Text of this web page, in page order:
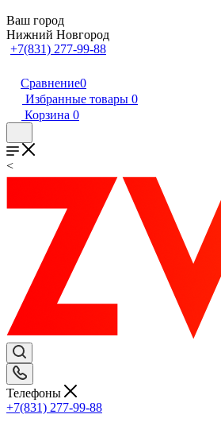
Ваш город
Нижний Новгород
+7(831) 277-99-88
Сравнение0
Избранные товары 0
Корзина 0
<
Телефоны
+7(831) 277-99-88